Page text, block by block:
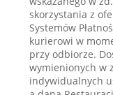
skorzystania z
Systemów
kurierowi w
przy odbiorze.
wymienionych w
indywidualnych